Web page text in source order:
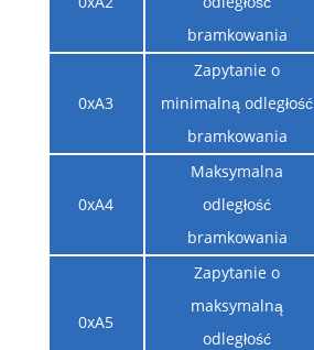
bramkowania
0xA3
Zapytanie o
minimalną odległość
bramkowania
0xA4
Maksymalna
odległość
bramkowania
0xA5
Zapytanie o
maksymalną
odległość